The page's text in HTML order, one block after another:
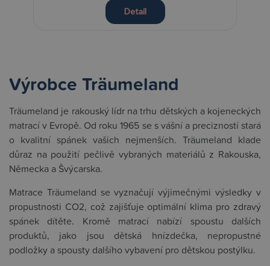
Detail
Výrobce Träumeland
Träumeland je rakouský lídr na trhu dětských a kojeneckých
matrací v Evropě. Od roku 1965 se s vášní a precizností stará
o kvalitní spánek vašich nejmenších. Träumeland klade
důraz na použití pečlivě vybraných materiálů z Rakouska,
Německa a Švýcarska.
Matrace Träumeland se vyznačují výjimečnými výsledky v
propustnosti CO2, což zajišťuje optimální klima pro zdravý
spánek dítěte. Kromě matrací nabízí spoustu dalších
produktů, jako jsou dětská hnízdečka, nepropustné
podložky a spousty dalšího vybavení pro dětskou postýlku.